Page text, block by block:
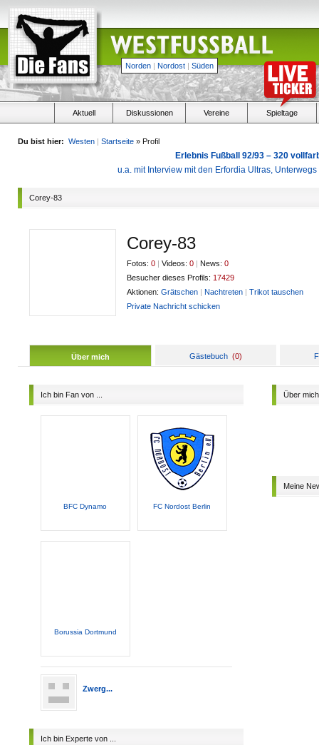
Norden | Nordost | Süden
Aktuell Diskussionen Vereine Spieltage
Du bist hier: Westen | Startseite » Profil
Erlebnis Fußball 92/93 – 320
u.a. mit Interview mit den Erfordia Ultras,
Corey-83
Corey-83
Fotos: 0 | Videos: 0 | News: 0
Besucher dieses Profils: 17429
Aktionen: Grätschen | Nachtreten | Trikot tauschen
Private Nachricht schicken
Über mich Gästebuch (0)
Ich bin Fan von ...
BFC Dynamo FC Nordost Berlin
Borussia Dortmund
Zwerg...
Ich bin Experte von ...
Über mich
Meine